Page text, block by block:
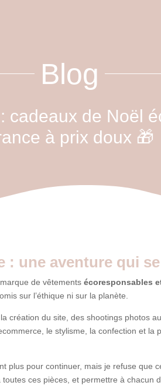
Blog
cadeaux de Noël
à prix doux 🎁
: une aventure qui
de vêtements écoresponsables
sur l’éthique ni sur la planète.
création du site, des shootings photos
le stylisme, la confection et la
plus pour continuer, mais je refuse que
toutes ces pièces, et permettre à chacun